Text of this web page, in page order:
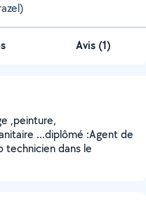
Avis (1)
,peinture,
...diplômé :Agent de
technicien dans le